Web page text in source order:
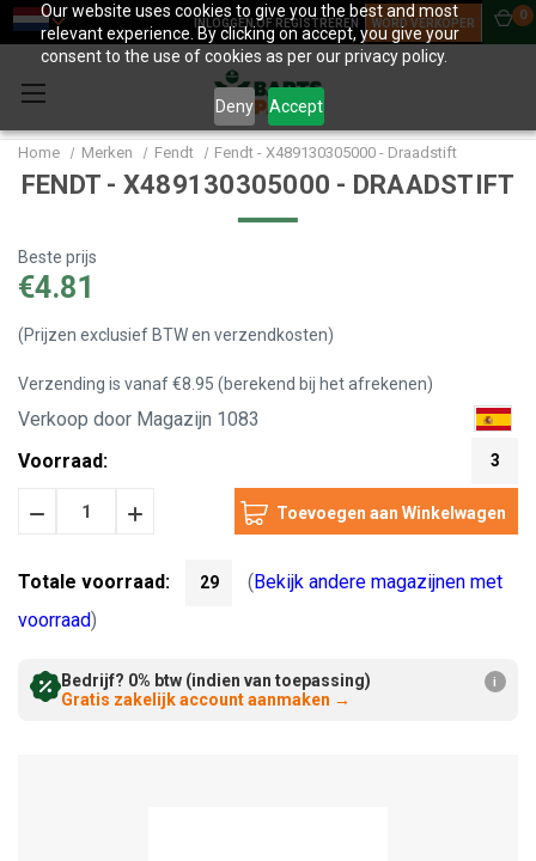
Our website uses cookies to give you the best and most
relevant experience. By clicking on accept, you give your
consent to the use of cookies as per our privacy policy.
Deny Accept
INLOGGEN OF REGISTREREN WORD VERKOPER
0
Home Merken Fendt Fendt - X489130305000 - Draadstift
FENDT - X489130305000 - DRAADSTIFT
Beste prijs
€4.81
(Prijzen exclusief BTW en verzendkosten)
Verzending is vanaf €8.95 (berekend bij het afrekenen)
Verkoop door Magazijn 1083
Voorraad:
3
HoeveelheidHoeveelheid
Totale voorraad: 29 ( Bekijk andere magazijnen met
voorraad)
Bedrijf? 0% btw (indien van toepassing)
Gratis zakelijk account aanmaken →
i